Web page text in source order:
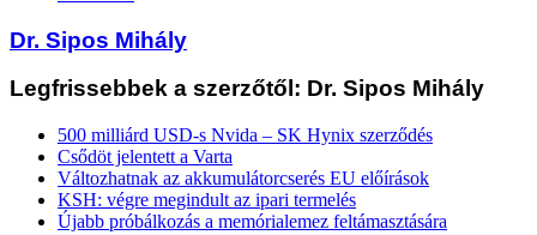
Dr. Sipos Mihály
Legfrissebbek a szerzőtől: Dr. Sipos Mihály
500 milliárd USD-s Nvida – SK Hynix szerződés
Csődöt jelentett a Varta
Változhatnak az akkumulátorcserés EU előírások
KSH: végre megindult az ipari termelés
Újabb próbálkozás a memórialemez feltámasztására